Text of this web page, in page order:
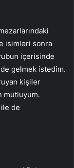
isimleri sonra
içerisinde
gelmek istedim.
kişiler
mutluyum.
de